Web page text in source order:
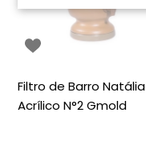
Filtro de Barro Natália
Acrílico N°2 Gmold